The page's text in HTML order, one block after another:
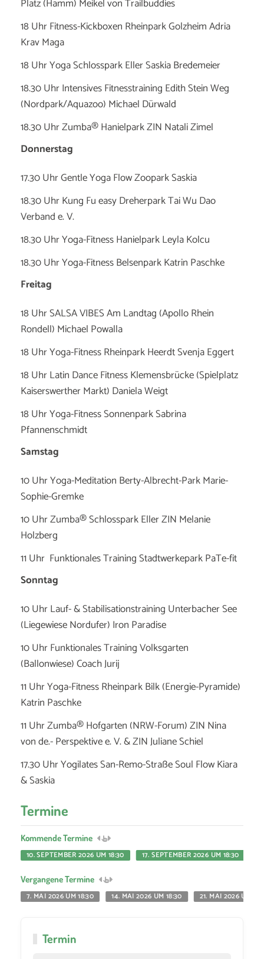
Platz (Hamm) Meikel von Trailbuddies
18 Uhr Fitness-Kickboxen Rheinpark Golzheim Adria
Krav Maga
18 Uhr Yoga Schlosspark Eller Saskia Bredemeier
18.30 Uhr Intensives Fitnesstraining Edith Stein Weg
(Nordpark/Aquazoo) Michael Dürwald
18.30 Uhr Zumba® Hanielpark ZIN Natali Zimel
Donnerstag
17.30 Uhr Gentle Yoga Flow Zoopark Saskia
18.30 Uhr Kung Fu easy Dreherpark Tai Wu Dao
Verband e. V.
18.30 Uhr Yoga-Fitness Hanielpark Leyla Kolcu
18.30 Uhr Yoga-Fitness Belsenpark Katrin Paschke
Freitag
18 Uhr SALSA VIBES Am Landtag (Apollo Rhein
Rondell) Michael Powalla
18 Uhr Yoga-Fitness Rheinpark Heerdt Svenja Eggert
18 Uhr Latin Dance Fitness Klemensbrücke (Spielplatz
Kaiserswerther Markt) Daniela Weigt
18 Uhr Yoga-Fitness Sonnenpark Sabrina
Pfannenschmidt
Samstag
10 Uhr Yoga-Meditation Berty-Albrecht-Park Marie-
Sophie-Gremke
10 Uhr Zumba® Schlosspark Eller ZIN Melanie
Holzberg
11 Uhr Funktionales Training Stadtwerkepark PaTe-fit
Sonntag
10 Uhr Lauf- & Stabilisationstraining Unterbacher See
(Liegewiese Nordufer) Iron Paradise
10 Uhr Funktionales Training Volksgarten
(Ballonwiese) Coach Jurij
11 Uhr Yoga-Fitness Rheinpark Bilk (Energie-Pyramide)
Katrin Paschke
11 Uhr Zumba® Hofgarten (NRW-Forum) ZIN Nina
von de.- Perspektive e. V. & ZIN Juliane Schiel
17.30 Uhr Yogilates San-Remo-Straße Soul Flow Kiara
& Saskia
Termine
Kommende Termine
10. SEPTEMBER 2026 UM 18:30
17. SEPTEMBER 2026 UM 18:30
Vergangene Termine
7. MAI 2026 UM 18:30
14. MAI 2026 UM 18:30 21. MAI 2026 UM
Termin